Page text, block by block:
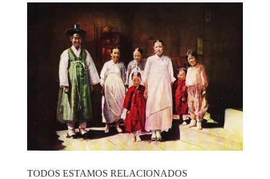
TODOS ESTAMOS RELACIONADOS